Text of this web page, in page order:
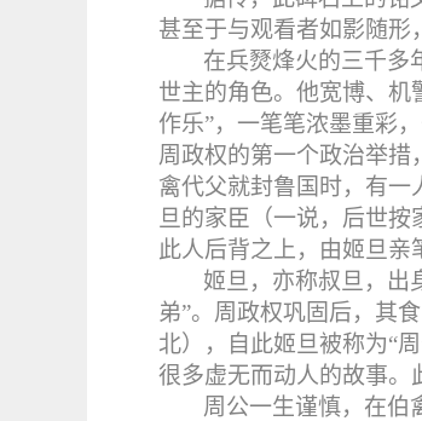
甚至于与观看者如影随形
在兵燹烽火的三千多
世主的角色。他宽博、机
作乐”，一笔笔浓墨重彩
周政权的第一个政治举措
禽代父就封鲁国时，有一
旦的家臣（一说，后世
此人后背之上，由姬旦亲
姬旦，亦称叔旦，出
弟”。周政权巩固后，其
北），自此姬旦被称为“
很多虚无而动人的故事。
周公一生谨慎，在伯